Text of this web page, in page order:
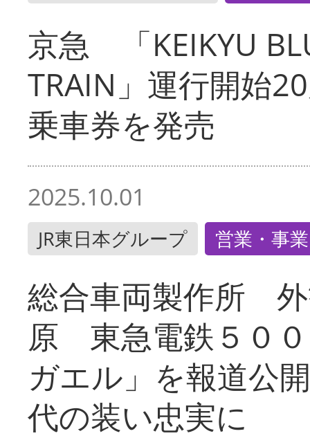
京急 「KEIKYU
TRAIN」運行開始
乗車券を発売
2025.10.01
JR東日本グループ 営業・事
総合車両製作所
原 東急電鉄５０
ガエル」を報道公
代の装い忠実に